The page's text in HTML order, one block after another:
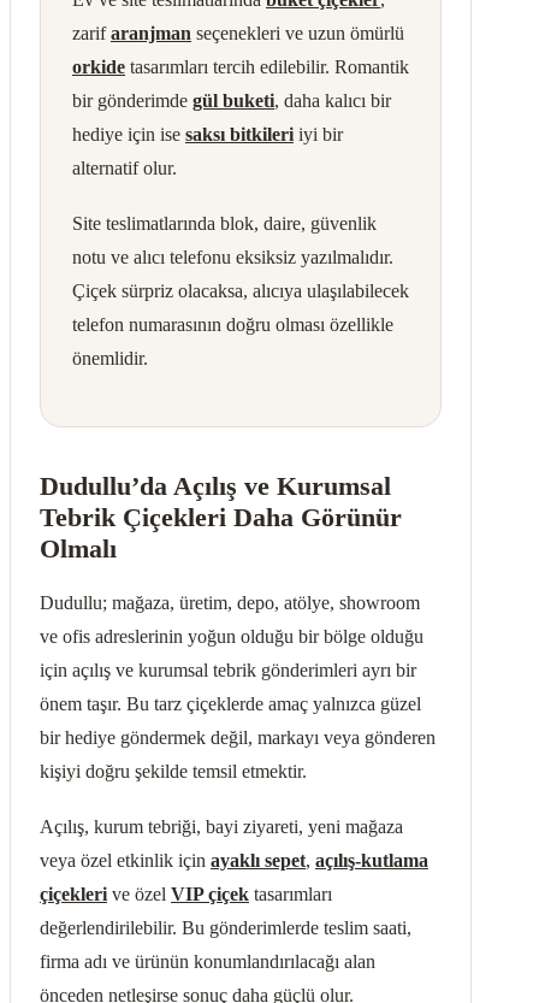
zarifaranjman seçenekleri ve uzun ömürlü
orkide tasarımları tercih edilebilir. Romantik
bir gönderimde gül buketi, daha kalıcı bir
hediye için ise saksı bitkileri iyi bir
alternatif olur.
Site teslimatlarında blok, daire, güvenlik
notu ve alıcı telefonu eksiksiz yazılmalıdır.
Çiçek sürpriz olacaksa, alıcıya ulaşılabilecek
telefon numarasının doğru olması özellikle
önemlidir.
Dudullu’da Açılış ve Kurumsal
Tebrik Çiçekleri Daha Görünür
Olmalı
Dudullu; mağaza, üretim, depo, atölye, showroom
ve ofis adreslerinin yoğun olduğu bir bölge olduğu
için açılış ve kurumsal tebrik gönderimleri ayrı bir
önem taşır. Bu tarz çiçeklerde amaç yalnızca güzel
bir hediye göndermek değil, markayı veya gönderen
kişiyi doğru şekilde temsil etmektir.
Açılış, kurum tebriği, bayi ziyareti, yeni mağaza
veya özel etkinlik için ayaklı sepet, açılış-kutlama
çiçekleri ve özel VIP çiçek tasarımları
değerlendirilebilir. Bu gönderimlerde teslim saati,
firma adı ve ürünün konumlandırılacağı alan
önceden netleşirse sonuç daha güçlü olur.